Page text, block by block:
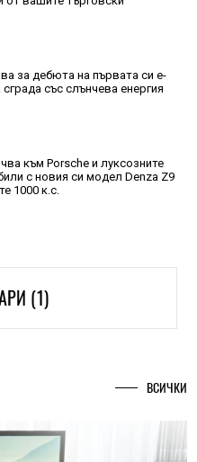
за дебюта на първата си е-
със слънчева енергия
към Porsche и луксозните
с новия си модел Denza Z9
1000 к.с.
(1)
ВСИЧКИ